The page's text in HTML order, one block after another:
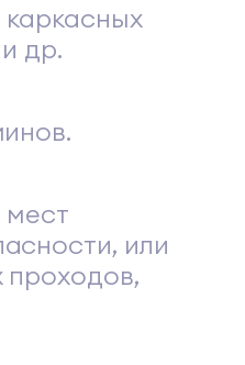
др.
или
проходов,